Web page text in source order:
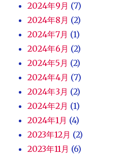
2024年9月 (7)
2024年8月 (2)
2024年7月 (1)
2024年6月 (2)
2024年5月 (2)
2024年4月 (7)
2024年3月 (2)
2024年2月 (1)
2024年1月 (4)
2023年12月 (2)
2023年11月 (6)